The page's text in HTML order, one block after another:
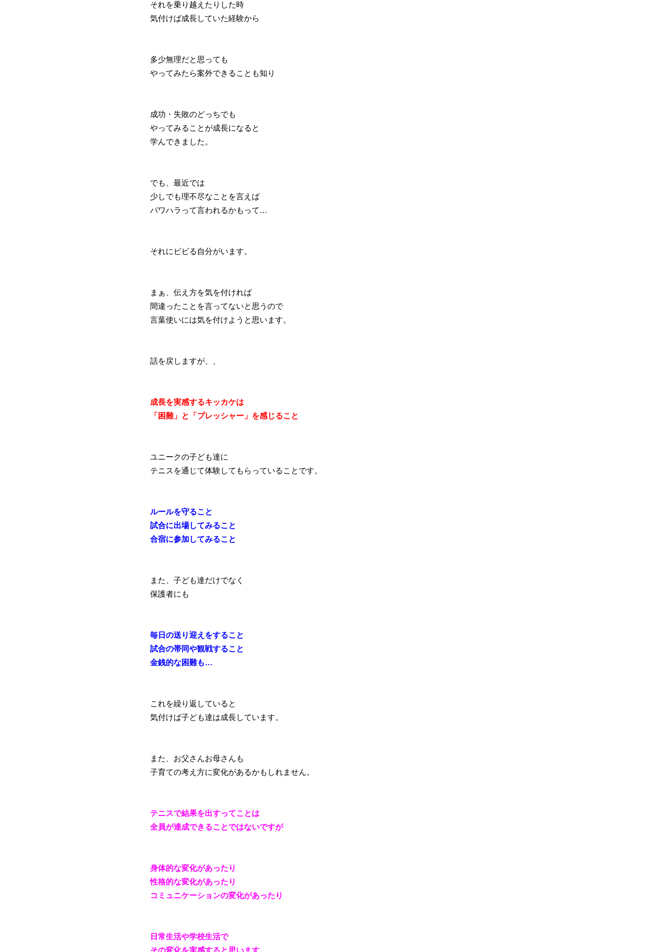
それを乗り越えたりした時
気付けば成長していた経験から
多少無理だと思っても
やってみたら案外できることも知り
成功・失敗のどっちでも
やってみることが成長になると
学んできました。
でも、最近では
少しでも理不尽なことを言えば
パワハラって言われるかもって…
それにビビる自分がいます。
まぁ、伝え方を気を付ければ
間違ったことを言ってないと思うので
言葉使いには気を付けようと思います。
話を戻しますが、、
成長を実感するキッカケは
「困難」と「プレッシャー」を感じること
ユニークの子ども達に
テニスを通じて体験してもらっていることです。
ルールを守ること
試合に出場してみること
合宿に参加してみること
また、子ども達だけでなく
保護者にも
毎日の送り迎えをすること
試合の帯同や観戦すること
金銭的な困難も…
これを繰り返していると
気付けば子ども達は成長しています。
また、お父さんお母さんも
子育ての考え方に変化があるかもしれません。
テニスで結果を出すってことは
全員が達成できることではないですが
身体的な変化があったり
性格的な変化があったり
コミュニケーションの変化があったり
日常生活や学校生活で
その変化を実感すると思います。